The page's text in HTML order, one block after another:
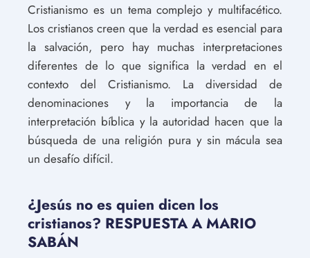
Cristianismo es un tema complejo y multifacético.
Los cristianos creen que la verdad es esencial para
la salvación, pero hay muchas interpretaciones
diferentes de lo que significa la verdad en el
contexto del Cristianismo. La diversidad de
denominaciones y la importancia de la
interpretación bíblica y la autoridad hacen que la
búsqueda de una religión pura y sin mácula sea
un desafío difícil.
¿Jesús no es quien dicen los
cristianos? RESPUESTA A MARIO
SABÁN